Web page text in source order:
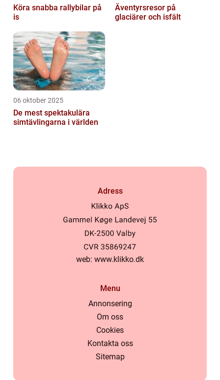
Köra snabba rallybilar på
is
Äventyrsresor på
glaciärer och isfält
06 oktober 2025
De mest spektakulära
simtävlingarna i världen
Adress
web: www.klikko.dk
Menu
Annonsering
Om oss
Cookies
Kontakta oss
Sitemap